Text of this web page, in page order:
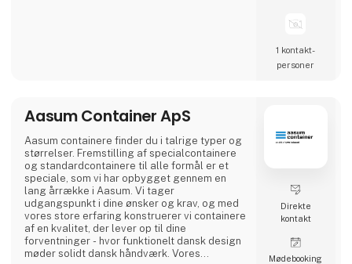
1 kontakt­
personer
Aasum Container ApS
Aasum containere finder du i talrige typer og
størrelser. Fremstilling af special­containere
og standard­containere til alle formål er et
speciale, som vi har opbygget gennem en
lang årrække i Aasum. Vi tager
udgangspunkt i dine ønsker og krav, og med
vores store erfaring konstruerer vi containere
af en kvalitet, der lever op til dine
forventninger - hvor funktionelt dansk design
møder solidt dansk håndværk. Vores
Direkte
kontakt
Møde­booking